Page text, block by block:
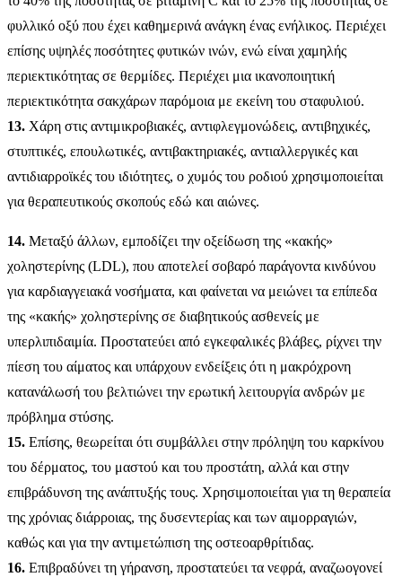
φυλλικό οξύ που έχει καθημερινά ανάγκη ένας ενήλικος. Περιέχει
επίσης υψηλές ποσότητες φυτικών ινών, ενώ είναι χαμηλής
περιεκτικότητας σε θερμίδες. Περιέχει μια ικανοποιητική
περιεκτικότητα σακχάρων παρόμοια με εκείνη του σταφυλιού.
13. Χάρη στις αντιμικροβιακές, αντιφλεγμονώδεις, αντιβηχικές,
στυπτικές, επουλωτικές, αντιβακτηριακές, αντιαλλεργικές και
αντιδιαρροϊκές του ιδιότητες, ο χυμός του ροδιού χρησιμοποιείται
για θεραπευτικούς σκοπούς εδώ και αιώνες.
14. Μεταξύ άλλων, εμποδίζει την οξείδωση της «κακής»
χοληστερίνης (LDL), που αποτελεί σοβαρό παράγοντα κινδύνου
για καρδιαγγειακά νοσήματα, και φαίνεται να μειώνει τα επίπεδα
της «κακής» χοληστερίνης σε διαβητικούς ασθενείς με
υπερλιπιδαιμία. Προστατεύει από εγκεφαλικές βλάβες, ρίχνει την
πίεση του αίματος και υπάρχουν ενδείξεις ότι η μακρόχρονη
κατανάλωσή του βελτιώνει την ερωτική λειτουργία ανδρών με
πρόβλημα στύσης.
15. Επίσης, θεωρείται ότι συμβάλλει στην πρόληψη του καρκίνου
του δέρματος, του μαστού και του προστάτη, αλλά και στην
επιβράδυνση της ανάπτυξής τους. Χρησιμοποιείται για τη θεραπεία
της χρόνιας διάρροιας, της δυσεντερίας και των αιμορραγιών,
καθώς και για την αντιμετώπιση της οστεοαρθρίτιδας.
16. Επιβραδύνει τη γήρανση, προστατεύει τα νεφρά, αναζωογονεί